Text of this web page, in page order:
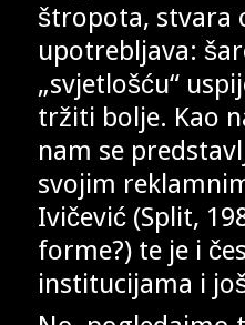
štropota, stvara
upotrebljava:
„svjetlošću“
tržiti bolje. Kao
nam se
svojim
Ivičević (Split,
forme?) te je i
institucijama i